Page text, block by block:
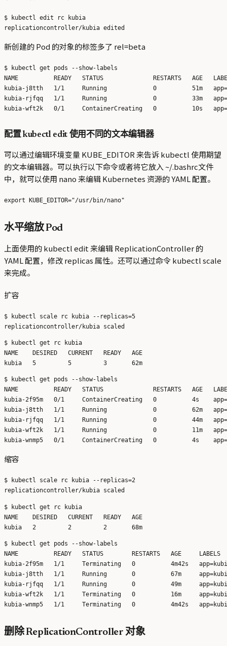
$ kubectl edit rc kubia
新创建的 Pod 的对象的标签多了 rel=beta
$ kubectl get pods --show-labels
NAME          READY   STATUS              RESTARTS   AGE
kubia-j8tth   1/1     Running             0          51m
kubia-rjfqq   1/1     Running             0          33m
配置 kubectl edit 使用不同的文本编辑器
可以通过编辑环境变量 KUBE_EDITOR 来告诉 kubectl 使用期望
的文本编辑器。可以执行以下命令或者将它放入 ~/.bashrc文件
中，就可以使用 nano 来编辑 Kubernetes 资源的 YAML 配置。
水平缩放 Pod
上面使用的 kubectl edit 来编辑 ReplicationController 的
YAML 配置，修改 replicas 属性。还可以通过命令 kubectl scale
来完成。
扩容
$ kubectl scale rc kubia --replicas=5
$ kubectl get rc kubia
NAME    DESIRED   CURRENT   READY   AGE
$ kubectl get pods --show-labels
NAME          READY   STATUS              RESTARTS   AGE
kubia-2f95m   0/1     ContainerCreating   0          4s
kubia-j8tth   1/1     Running             0          62m
kubia-rjfqq   1/1     Running             0          44m
kubia-wft2k   1/1     Running             0          11m
缩容
$ kubectl scale rc kubia --replicas=2
$ kubectl get rc kubia
NAME    DESIRED   CURRENT   READY   AGE
$ kubectl get pods --show-labels
NAME          READY   STATUS        RESTARTS   AGE     LABELS
kubia-2f95m   1/1     Terminating   0          4m42s
kubia-j8tth   1/1     Running       0          67m
kubia-rjfqq   1/1     Running       0          49m
kubia-wft2k   1/1     Terminating   0          16m
删除 ReplicationController 对象